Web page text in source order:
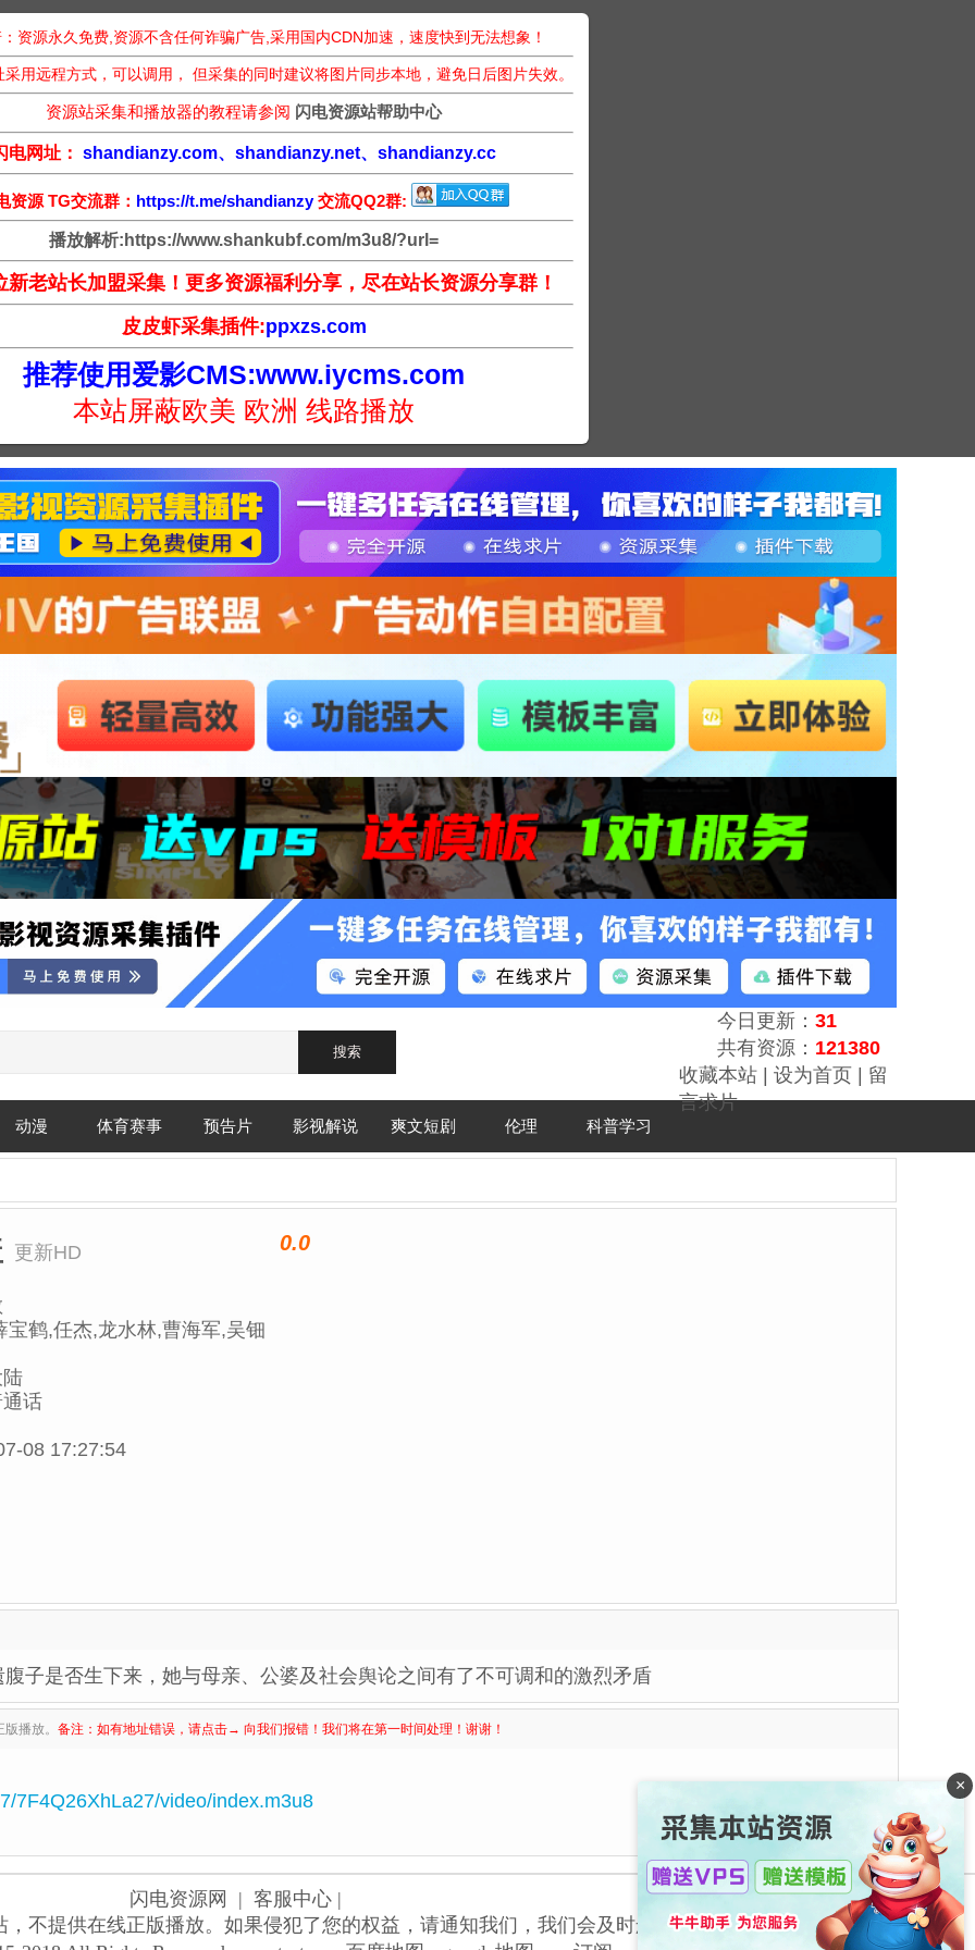
资源永久免费,资源不含任何诈骗广告,采用国内CDN加速，速度快到无法想象！
用远程方式，可以调用， 但采集的同时建议将图片同步本地，避免日后图片失效。
资源站采集和播放器的教程请参阅 闪电资源站帮助中心
电网址： shandianzy.com、shandianzy.net、shandianzy.cc
资源 TG交流群： https://t.me/shandianzy交流QQ2群:
播放解析:https://www.shankubf.com/m3u8/?url=
新老站长加盟采集！更多资源福利分享，尽在站长资源分享群！
皮皮虾采集插件:ppxzs.com
推荐使用爱影CMS:www.iycms.com
本站屏蔽欧美 欧洲 线路播放
今日更新： 31
共有资源： 121380
收藏本站
设为首页
留
言求片
动漫 体育赛事 预告片 影视解说 爽文短剧 伦理 科普学习
更新HD 0.0
宝鹤,任杰,龙水林,曹海军,吴钿
话
08 17:27:54
子是否生下来，她与母亲、公婆及社会舆论之间有了不可调和的激烈矛盾
播放。 备注：如有地址错误，请点击→ 向我们报错！我们将在第一时间处理！谢谢！
7F4Q26XhLa27/video/index.m3u8
闪电资源网
| 客服中心 |
不提供在线正版播放。如果侵犯了您的权益，请通知我们，我们会及时删除侵权内容，谢谢合作！
×